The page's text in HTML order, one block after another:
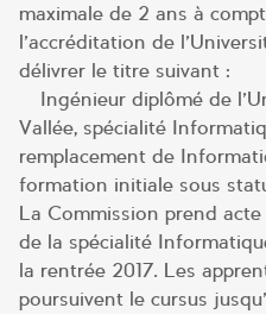
maximale de 2 ans à
l’accréditation de
délivrer le titre suivant :
– Ingénieur diplômé de
Vallée, spécialité
remplacement de
formation initiale sous
La Commission prend
de la spécialité
la rentrée 2017. Les
poursuivent le cursus